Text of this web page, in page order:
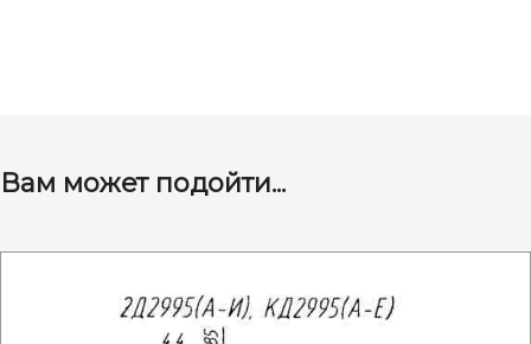
Вам может подойти...